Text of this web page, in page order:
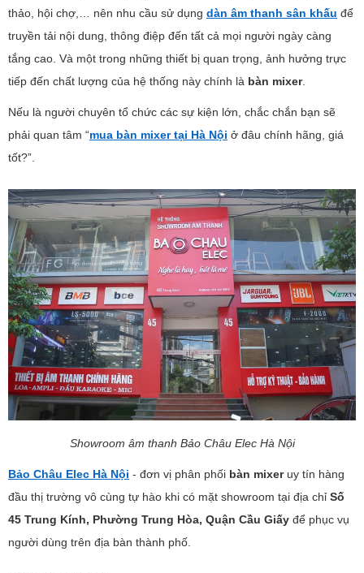
thảo, hội chợ,… nên nhu cầu sử dụng dàn âm thanh sân khấu để
truyền tải nội dung, thông điệp đến tất cả mọi người ngày càng
tắng cao. Và một trong những thiết bị quan trọng, ảnh hưởng trực
tiếp đến chất lượng của hệ thống này chính là bàn mixer.
Nếu là người chuyên tổ chức các sự kiện lớn, chắc chắn bạn sẽ
phải quan tâm “mua bàn mixer tại Hà Nội ở đâu chính hãng, giá
tốt?”.
Showroom âm thanh Bảo Châu Elec Hà Nội
Bảo Châu Elec Hà Nội - đơn vị phân phối bàn mixeruy tín hàng
đầu thị trường vô cùng tự hào khi có mặt showroom tại địa chỉ Số
45 Trung Kính, Phường Trung Hòa, Quận Cầu Giấy để phục vụ
người dùng trên địa bàn thành phố.